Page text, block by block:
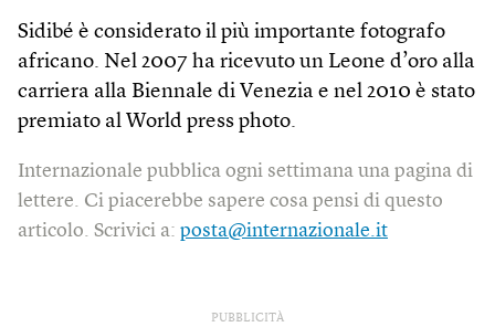
Sidibé è considerato il più importante fotografo
africano. Nel 2007 ha ricevuto un Leone d’oro alla
carriera alla Biennale di Venezia e nel 2010 è stato
premiato al World press photo.
Internazionale pubblica ogni settimana una pagina di
lettere. Ci piacerebbe sapere cosa pensi di questo
articolo. Scrivici a: posta@internazionale.it
PUBBLICITÀ